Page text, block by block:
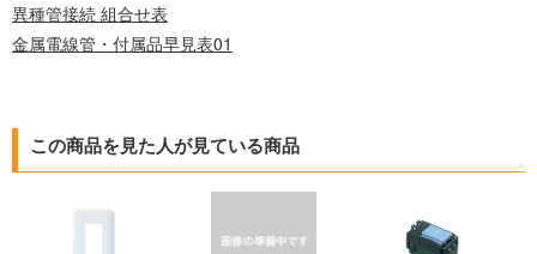
異種管接続 組合せ表
金属電線管・付属品早見表01
この商品を見た人が見ている商品